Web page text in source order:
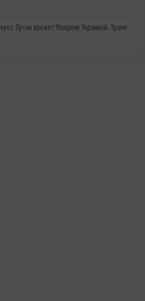
Путин врежет Макрону Украиной. Трамп